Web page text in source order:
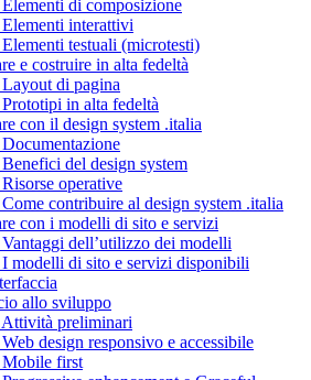
di composizione
interattivi
testuali (microtesti)
e costruire in alta fedeltà
di pagina
in alta fedeltà
con il design system .italia
del design system
operative
contribuire al design system .italia
con i modelli di sito e servizi
dell’utilizzo dei modelli
modelli di sito e servizi disponibili
allo sviluppo
preliminari
design responsivo e accessibile
first